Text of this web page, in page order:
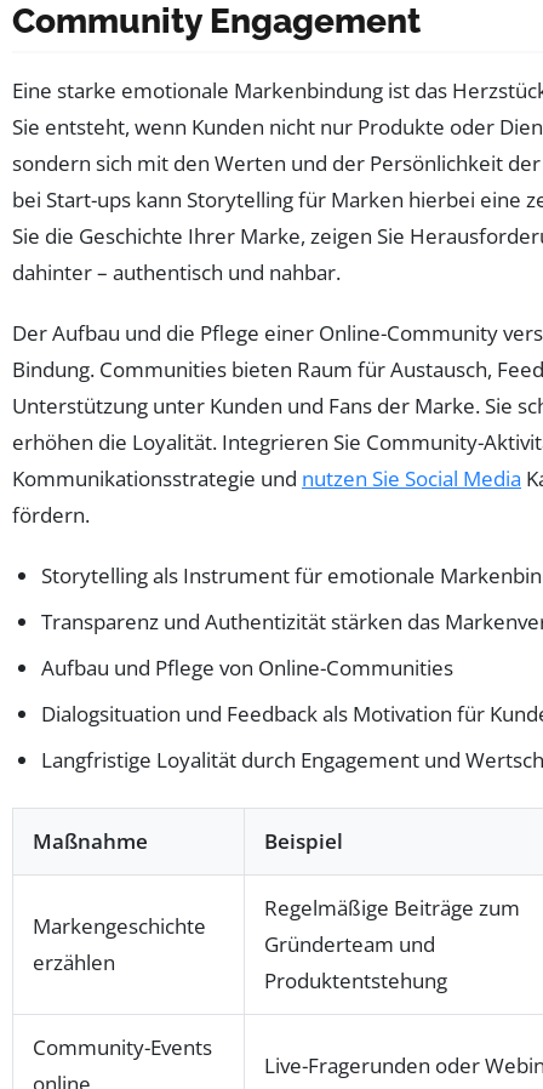
Community Engagement
Eine starke emotionale Markenbindung ist das
Sie entsteht, wenn Kunden nicht nur Produkte oder
sondern sich mit den Werten und der Persönlichkeit
bei Start-ups kann Storytelling für Marken hierbei eine
Sie die Geschichte Ihrer Marke, zeigen Sie
dahinter – authentisch und nahbar.
Der Aufbau und die Pflege einer Online-Community
Bindung. Communities bieten Raum für Austausch,
Unterstützung unter Kunden und Fans der Marke. Sie
erhöhen die Loyalität. Integrieren Sie Community-
Kommunikationsstrategie und nutzen Sie Social Media
fördern.
Storytelling als Instrument für emotionale
Transparenz und Authentizität stärken das
Aufbau und Pflege von Online-Communities
Dialogsituation und Feedback als Motivation für
Langfristige Loyalität durch Engagement und
Maßnahme Beispiel
Markengeschichte
erzählen
Regelmäßige Beiträge zum
Gründerteam und
Produktentstehung
Community-Events
online
Live-Fragerunden oder